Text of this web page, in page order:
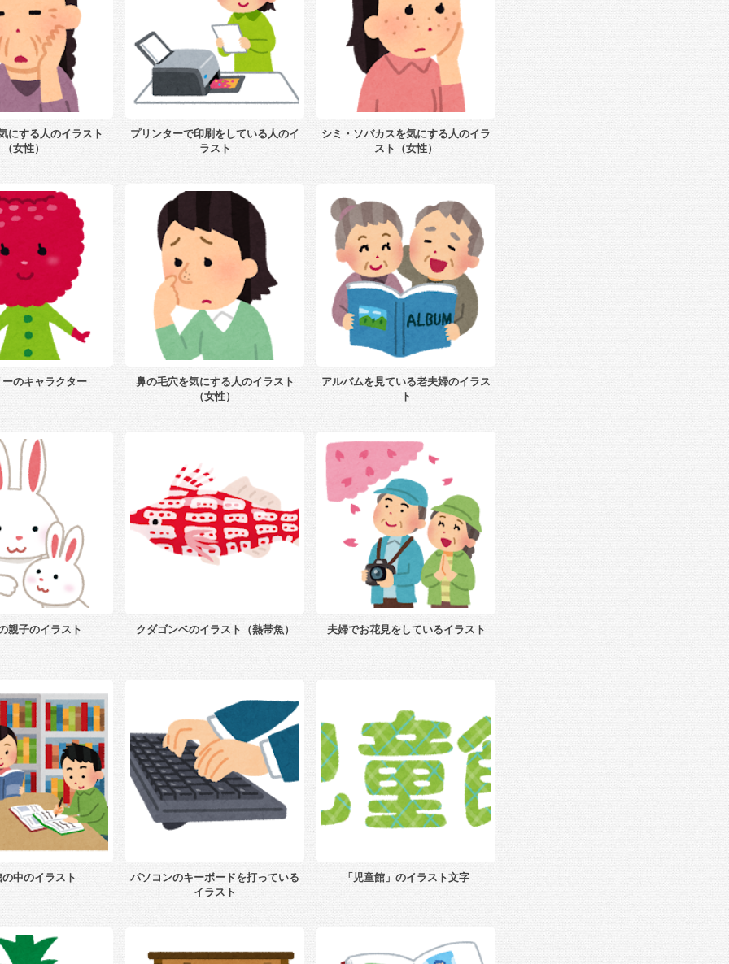
にする人のイラスト
（女性）
プリンターで印刷をしている人のイ
ラスト
シミ・ソバカスを気にする人のイラ
スト（女性）
のキャラクター
鼻の毛穴を気にする人のイラスト
（女性）
アルバムを見ている老夫婦のイラス
ト
親子のイラスト クダゴンベのイラスト（熱帯魚） 夫婦でお花見をしているイラスト
中のイラスト
パソコンのキーボードを打っている
イラスト
「児童館」のイラスト文字